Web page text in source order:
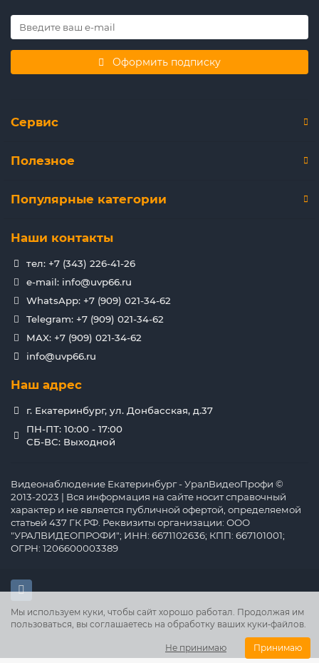
Мы используем куки, чтобы сайт хорошо работал. Продолжая им
пользоваться, вы соглашаетесь на обработку ваших куки‑файлов.
Не принимаю Принимаю
Оформить подписку
Сервис
Полезное
Популярные категории
Наши контакты
тел: +7 (343) 226-41-26
e-mail: info@uvp66.ru
WhatsApp: +7 (909) 021-34-62
Telegram: +7 (909) 021-34-62
MAX: +7 (909) 021-34-62
info@uvp66.ru
Наш адрес
г. Екатеринбург, ул. Донбасская, д.37
ПН-ПТ: 10:00 - 17:00
СБ-ВС: Выходной
Видеонаблюдение Екатеринбург - УралВидеоПрофи ©
2013-2023 | Вся информация на сайте носит справочный
характер и не является публичной офертой, определяемой
статьей 437 ГК РФ. Реквизиты организации: ООО
"УРАЛВИДЕОПРОФИ"; ИНН: 6671102636; КПП: 667101001;
ОГРН: 1206600003389